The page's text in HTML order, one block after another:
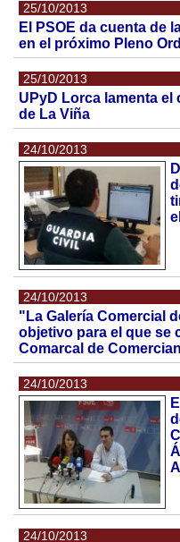
25/10/2013
El PSOE da cuenta de
en el próximo Pleno
25/10/2013
UPyD Lorca lamenta el
de La Viña
24/10/2013
24/10/2013
"La Galería Comercial
objetivo para el que se
Comarcal de
24/10/2013
24/10/2013